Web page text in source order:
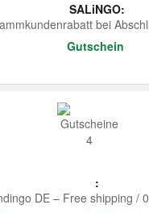
SALiNGO:
bei
Gutschein
:
DE – Free shipping /